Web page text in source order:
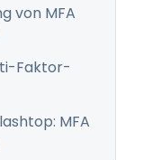
von MFA
Faktor-
MFA